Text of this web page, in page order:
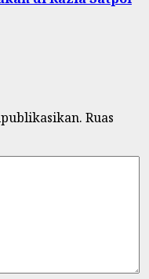
Ruas